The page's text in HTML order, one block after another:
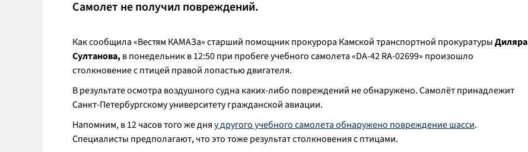
Самолет не получил повреждений.
Как сообщила «Вестям КАМАЗа» старший помощник прокурора Камской транспортной прокуратурыДиляра
Султанова, в понедельник в 12:50 при пробеге учебного самолета «DA-42 RA-02699» произошло
столкновение с птицей правой лопастью двигателя.
В результате осмотра воздушного судна каких-либо повреждений не обнаружено. Самолёт принадлежит
Санкт-Петербургскому университету гражданской авиации.
Напомним, в 12 часов того же дняу другого учебного самолета обнаружено повреждение шасси.
Специалисты предполагают, что это тоже результат столкновения с птицами.